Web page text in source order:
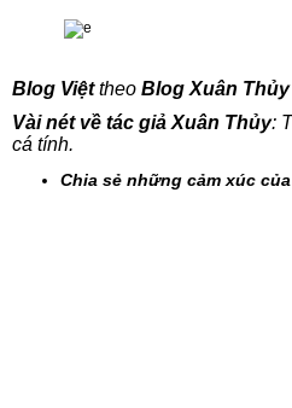
Blog Việttheo Blog Xuân Thủy
Vài nét về tác giả Xuân Thủy:
cá tính.
Chia sẻ những cảm xúc